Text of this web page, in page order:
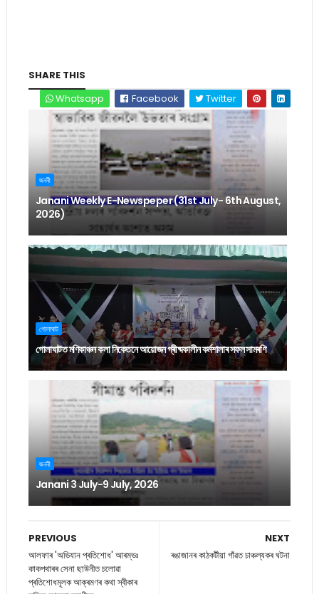
SHARE THIS
Whatsapp
Facebook Twitter
জননী
Janani Weekly E-Newspeper (31st July- 6th August,
2026)
গোলাঘাট
গোলাঘাটত মণিকাঞ্চন কলা নিকেতনে আয়োজন গ্ৰীষ্মকালীন কৰ্মশালাৰ সফল সামৰণি
জননী
Janani 3 July-9 July, 2026
NEXT
ৰঙাজানৰ কাঠকটীয়া গাঁৱত চাঞ্চল্যকৰ ঘটনা
PREVIOUS
আলফাৰ 'অভিযান প্ৰতিশোধ' আৰম্ভঃ
কাকপথাৰৰ সেনা ছাউনীত চলোৱা
প্ৰতিশোধমূলক আক্ৰমণৰ কথা স্বীকাৰ